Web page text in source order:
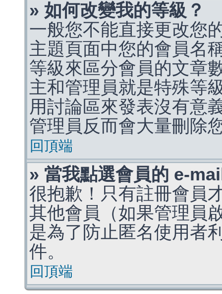
» 如何改變我的等級？
一般您不能直接更改您
主題頁面中您的會員名
等級來區分會員的文章
主和管理員就是特殊等
用討論區來發表沒有意
管理員反而會大量刪除
回頂端
» 當我點選會員的 e-
很抱歉！只有註冊會員
其他會員（如果管理員
是為了防止匿名使用者
件。
回頂端